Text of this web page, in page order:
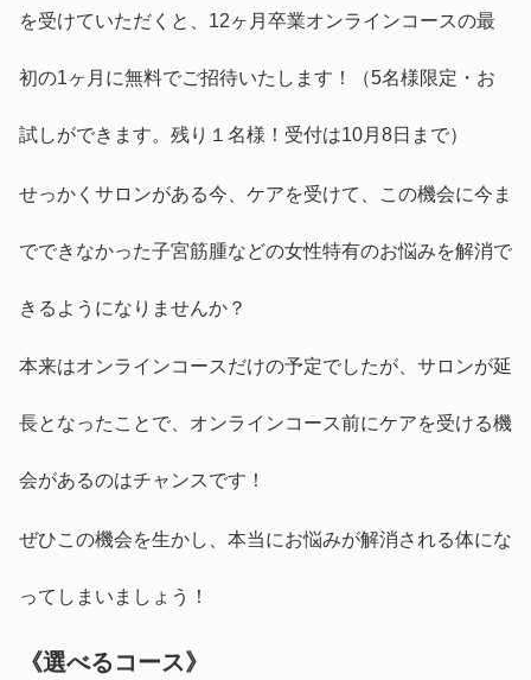
を受けていただくと、12ヶ月卒業オンラインコースの最
初の1ヶ月に無料でご招待いたします！（5名様限定・お
試しができます。残り１名様！受付は10月8日まで）
せっかくサロンがある今、ケアを受けて、この機会に今ま
でできなかった子宮筋腫などの女性特有のお悩みを解消で
きるようになりませんか？
本来はオンラインコースだけの予定でしたが、サロンが延
長となったことで、オンラインコース前にケアを受ける機
会があるのはチャンスです！
ぜひこの機会を生かし、本当にお悩みが解消される体にな
ってしまいましょう！
《選べるコース》